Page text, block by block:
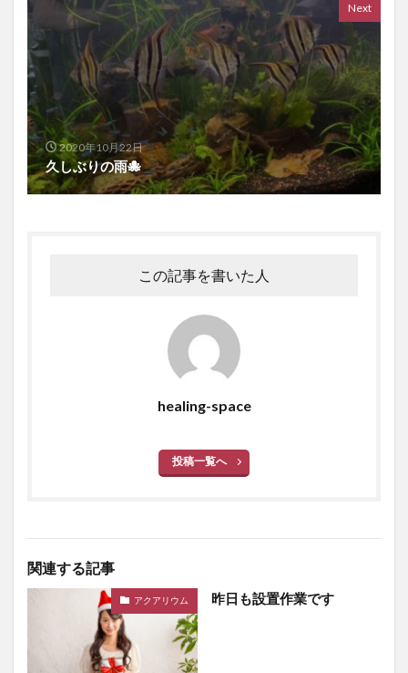
Next
2020年10月22日
久しぶりの雨🐙
この記事を書いた人
healing-space
投稿一覧へ
関連する記事
アクアリウム 昨日も設置作業です